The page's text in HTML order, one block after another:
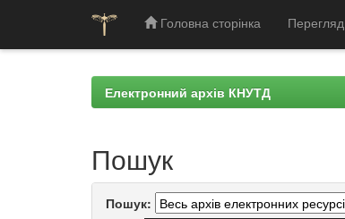
Головна сторінка Перегляд
Електронний архів КНУТД
Пошук
Пошук: